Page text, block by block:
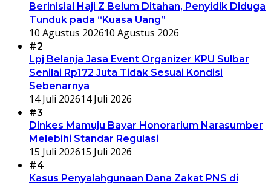
Berinisial Haji Z Belum Ditahan, Penyidik Diduga
Tunduk pada “Kuasa Uang”
10 Agustus 202610 Agustus 2026
#2
Lpj Belanja Jasa Event Organizer KPU Sulbar
Senilai Rp172 Juta Tidak Sesuai Kondisi
Sebenarnya
14 Juli 202614 Juli 2026
#3
Dinkes Mamuju Bayar Honorarium Narasumber
Melebihi Standar Regulasi
15 Juli 202615 Juli 2026
#4
Kasus Penyalahgunaan Dana Zakat PNS di